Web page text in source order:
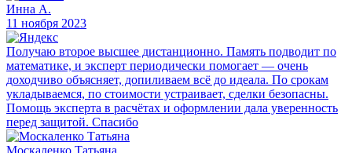
Инна А.
11 ноября 2023
Получаю второе высшее дистанционно. Память подводит по
математике, и эксперт периодически помогает — очень
доходчиво объясняет, допиливаем всё до идеала. По срокам
укладываемся, по стоимости устраивает, сделки безопасны.
Помощь эксперта в расчётах и оформлении дала уверенность
перед защитой. Спасибо
Москаленко Татьяна